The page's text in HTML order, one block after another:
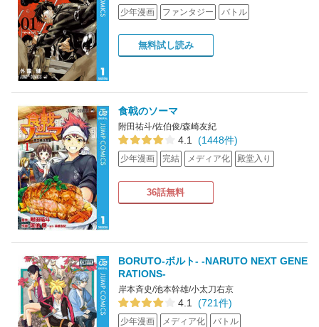
少年漫画 ファンタジー バトル
無料試し読み
食戟のソーマ
附田祐斗/佐伯俊/森崎友紀
4.1 (1448件)
少年漫画 完結 メディア化 殿堂入り
36話無料
BORUTO-ボルト- -NARUTO NEXT GENE
RATIONS-
岸本斉史/池本幹雄/小太刀右京
4.1 (721件)
少年漫画 メディア化 バトル